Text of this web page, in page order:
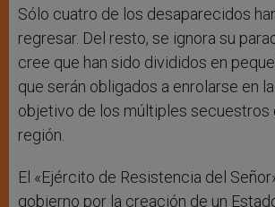
Sólo cuatro de los desaparecidos
regresar. Del resto, se ignora su
cree que han sido divididos en
que serán obligados a enrolarse en
objetivo de los múltiples secuestros
región.
El «Ejército de Resistencia del
gobierno por la creación de un